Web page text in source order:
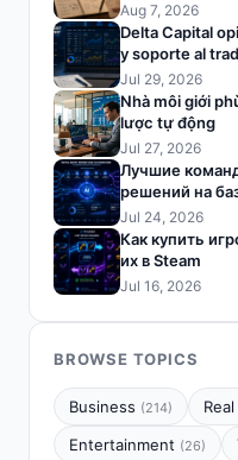
Aug 7, 2026
Delta Capital
y soporte al
Jul 29, 2026
Nhà môi giới
lược tự động
Jul 27, 2026
Лучшие
решений на
Jul 24, 2026
Как купить
их в Steam
Jul 16, 2026
BROWSE TOPICS
Business (214)
Entertainment (26)